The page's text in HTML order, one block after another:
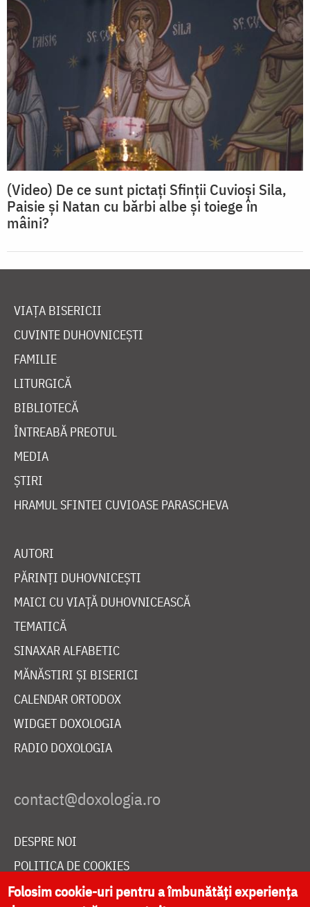
(Video) De ce sunt pictați Sfinții Cuvioși Sila,
Paisie și Natan cu bărbi albe și toiege în
mâini?
VIAȚA BISERICII
CUVINTE DUHOVNICEȘTI
FAMILIE
LITURGICĂ
BIBLIOTECĂ
ÎNTREABĂ PREOTUL
MEDIA
ȘTIRI
HRAMUL SFINTEI CUVIOASE PARASCHEVA
AUTORI
PĂRINȚI DUHOVNICEȘTI
MAICI CU VIAȚĂ DUHOVNICEASCĂ
TEMATICĂ
SINAXAR ALFABETIC
MĂNĂSTIRI ȘI BISERICI
CALENDAR ORTODOX
WIDGET DOXOLOGIA
RADIO DOXOLOGIA
DESPRE NOI
POLITICA DE COOKIES
DONEAZĂ ONLINE PENTRU CATEDRALA NAȚIONALĂ
Folosim cookie-uri pentru a îmbunătăți experiența